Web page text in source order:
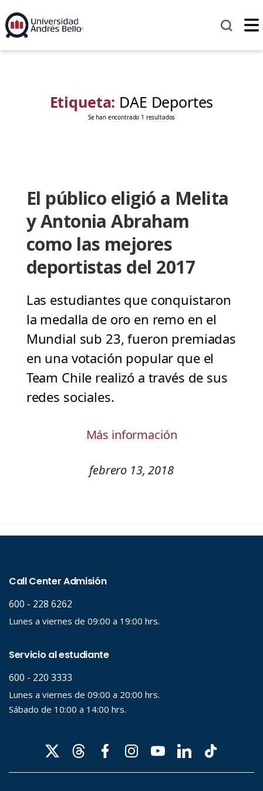
Etiqueta: DAE Deportes
Se han encontrado 1 resultados
El público eligió a Melita
y Antonia Abraham
como las mejores
deportistas del 2017
Las estudiantes que conquistaron
la medalla de oro en remo en el
Mundial sub 23, fueron premiadas
en una votación popular que el
Team Chile realizó a través de sus
redes sociales.
Más información
febrero 13, 2018